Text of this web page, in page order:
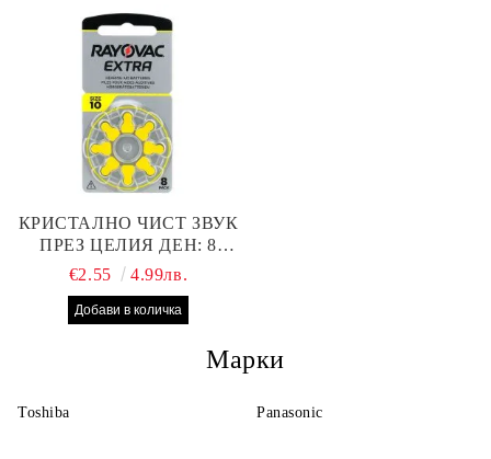
КРИСТАЛНО ЧИСТ ЗВУК
ПРЕЗ ЦЕЛИЯ ДЕН: 8
БРОЯ RAYOVAC EXTRA
АПАРАТ
€2.55 4.99лв.
Марки
Toshiba Panasonic